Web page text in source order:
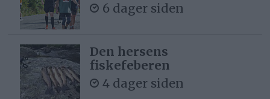
6 dager siden
Den hersens
fiskefeberen
4 dager siden